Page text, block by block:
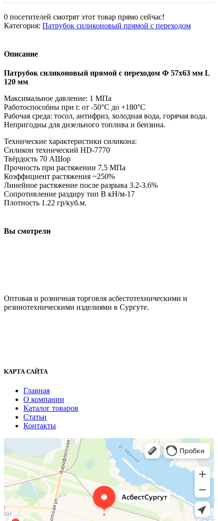
0 посетителей смотрят этот товар прямо сейчас!
Категория: Патрубок силиконовый прямой с переходом
Описание
Патрубок силиконовый прямой с переходом Ф 57х63 мм L
120 мм
Максимальное давление: 1 МПа
Работоспособны при t: от -50°С до +180°С
Рабочая среда: тосол, антифриз, холодная вода, горячая вода.
Непригодны для дизельного топлива и бензина.
Технические характеристики силикона:
Силикон технический HD-7770
Твёрдость 70 АШор
Прочность при растяжении 7,5 МПа
Коэффициент растяжения ~250%
Линейное растяжение после разрыва 3.2-3.6%
Сопротивление раздиру тип В кН/м-17
Плотность 1.22 гр/куб.м.
Вы смотрели
Оптовая и розничная торговля асбестотехническими и
резинотехническими изделиями в Сургуте.
КАРТА САЙТА
Главная
О компании
Каталог товаров
Статьи
Контакты